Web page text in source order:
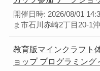
開催日時: 2026/08/01
ま市石川赤崎2丁目20-1
教育版マインクラフト
ョップ プログラミン